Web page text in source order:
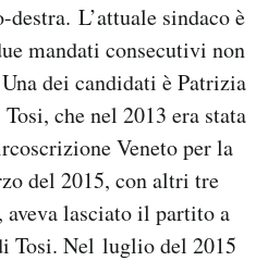
L’attuale sindaco è
mandati consecutivi non
dei candidati è Patrizia
che nel 2013 era stata
Veneto per la
del 2015, con altri tre
aveva lasciato il partito a
Tosi. Nel luglio del 2015